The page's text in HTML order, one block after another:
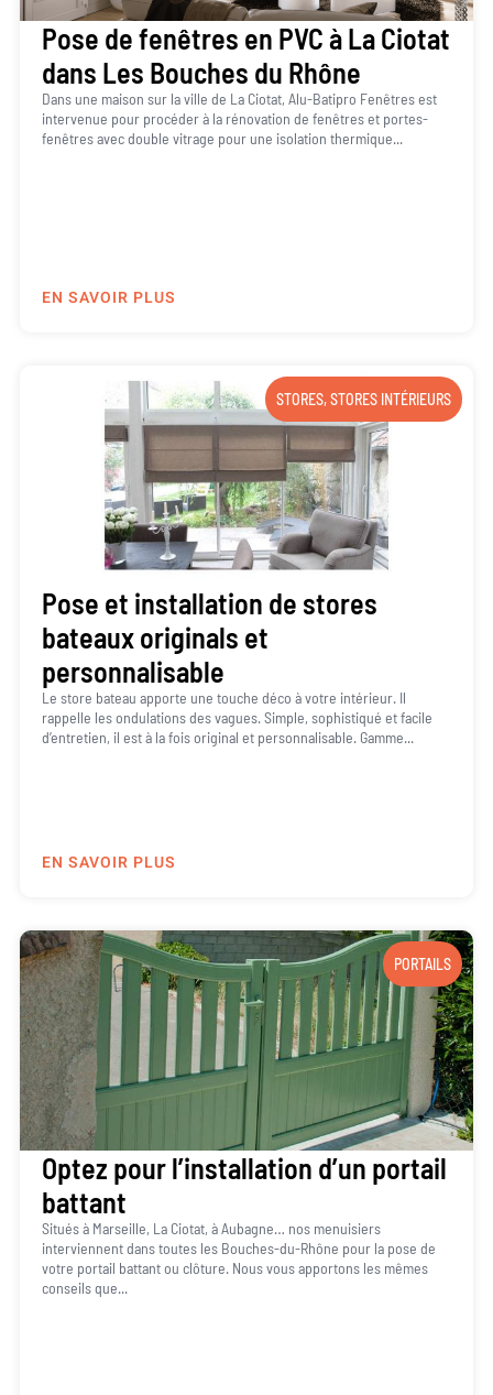
Pose de fenêtres en PVC à La Ciotat
dans Les Bouches du Rhône
Dans une maison sur la ville de La Ciotat, Alu-Batipro Fenêtres est
intervenue pour procéder à la rénovation de fenêtres et portes-
fenêtres avec double vitrage pour une isolation thermique...
EN SAVOIR PLUS
STORES,STORES INTÉRIEURS
Pose et installation de stores
bateaux originals et
personnalisable
Le store bateau apporte une touche déco à votre intérieur. Il
rappelle les ondulations des vagues. Simple, sophistiqué et facile
d’entretien, il est à la fois original et personnalisable. Gamme...
EN SAVOIR PLUS
PORTAILS
Optez pour l’installation d’un portail
battant
Situés à Marseille, La Ciotat, à Aubagne… nos menuisiers
interviennent dans toutes les Bouches-du-Rhône pour la pose de
votre portail battant ou clôture. Nous vous apportons les mêmes
conseils que...